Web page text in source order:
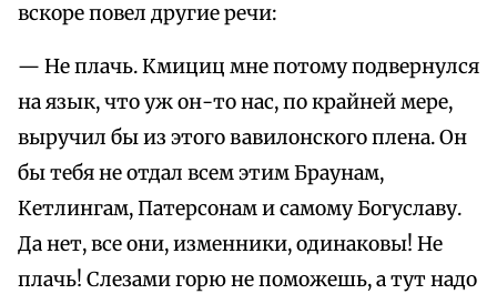
вскоре повел другие речи:
— Не плачь. Кмициц мне потому подвернулся
на язык, что уж он-то нас, по крайней мере,
выручил бы из этого вавилонского плена. Он
бы тебя не отдал всем этим Браунам,
Кетлингам, Патерсонам и самому Богуславу.
Да нет, все они, изменники, одинаковы! Не
плачь! Слезами горю не поможешь, а тут надо